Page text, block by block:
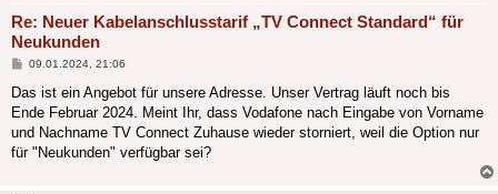
Re: Neuer Kabelanschlusstarif „TV Connect Standard“ für
Neukunden
Beitrag
09.01.2024, 21:06
Das ist ein Angebot für unsere Adresse. Unser Vertrag läuft noch bis
Ende Februar 2024. Meint Ihr, dass Vodafone nach Eingabe von Vorname
und Nachname TV Connect Zuhause wieder storniert, weil die Option nur
für "Neukunden" verfügbar sei?